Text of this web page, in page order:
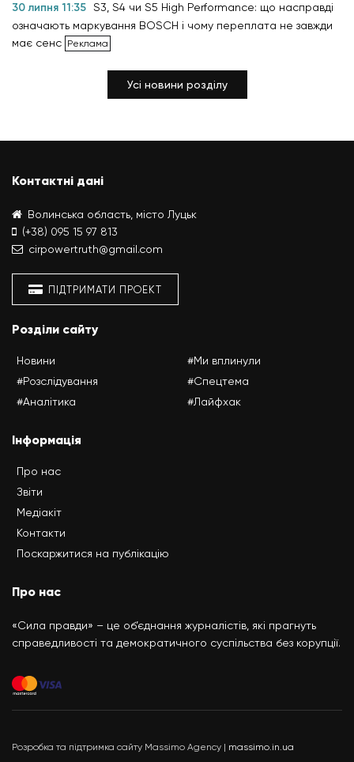
30 липня 11:35 S3, S4 чи S5 High Performance: що насправді
означають маркування BOSCH і чому переплата не завжди
має сенс
Усі новини розділу
Контактні дані
Волинська область, місто Луцьк
(+38) 095 15 97 813
cirpowertruth@gmail.com
ПІДТРИМАТИ ПРОЕКТ
Розділи сайту
Новини
#Розслідування
#Аналітика
#Ми вплинули
#Спецтема
#Лайфхак
Інформація
Про нас
Звіти
Медіакіт
Контакти
Поскаржитися на публікацію
Про нас
«Сила правди» – це об’єднання журналістів, які прагнуть
справедливості та демократичного суспільства без корупції.
Розробка та підтримка сайту Massimo Agency | massimo.in.ua